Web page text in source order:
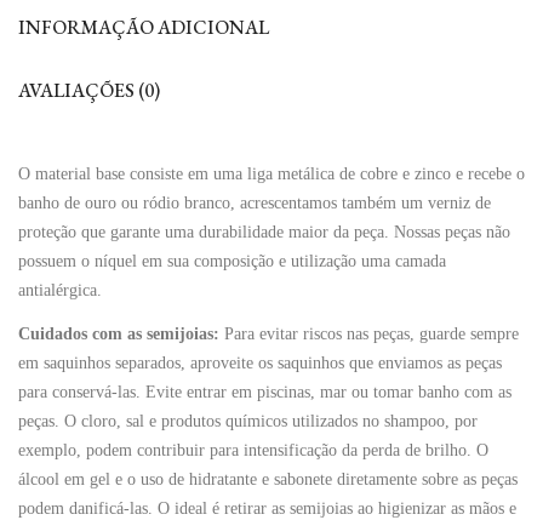
INFORMAÇÃO ADICIONAL
AVALIAÇÕES (0)
O material base consiste em uma liga metálica de cobre e zinco e recebe o
banho de ouro ou ródio branco, acrescentamos também um verniz de
proteção que garante uma durabilidade maior da peça. Nossas peças não
possuem o níquel em sua composição e utilização uma camada
antialérgica.
Cuidados com as semijoias: Para evitar riscos nas peças, guarde sempre
em saquinhos separados, aproveite os saquinhos que enviamos as peças
para conservá-las. Evite entrar em piscinas, mar ou tomar banho com as
peças. O cloro, sal e produtos químicos utilizados no shampoo, por
exemplo, podem contribuir para intensificação da perda de brilho. O
álcool em gel e o uso de hidratante e sabonete diretamente sobre as peças
podem danificá-las. O ideal é retirar as semijoias ao higienizar as mãos e